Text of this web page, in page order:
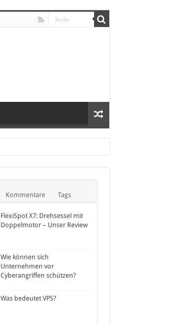
Kommentare Tags
FlexiSpot X7: Drehsessel mit
Doppelmotor – Unser Review
Wie können sich
Unternehmen vor
Cyberangriffen schützen?
Was bedeutet VPS?